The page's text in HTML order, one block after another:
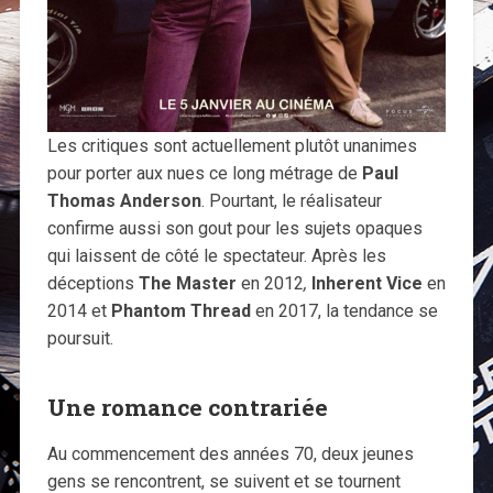
Les critiques sont actuellement plutôt unanimes
pour porter aux nues ce long métrage de Paul
Thomas Anderson. Pourtant, le réalisateur
confirme aussi son gout pour les sujets opaques
qui laissent de côté le spectateur. Après les
déceptions The Master en 2012, Inherent Vice en
2014 et Phantom Thread en 2017, la tendance se
poursuit.
Une romance contrariée
Au commencement des années 70, deux jeunes
gens se rencontrent, se suivent et se tournent